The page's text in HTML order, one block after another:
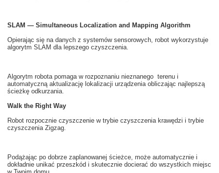
SLAM — Simultaneous Localization and Mapping Algorithm
Opierając się na danych z systemów sensorowych, robot wykorzystuje
algorytm SLAM dla lepszego czyszczenia.
Algorytm robota pomaga w rozpoznaniu nieznanego terenu i
automatycznąaktualizację lokalizacji urządzenia obliczając najlepszą
ścieżkę odkurzania.
Walk the Right Way
Robot rozpocznie czyszczenie w trybie czyszczenia krawędzi i trybie
czyszczenia Zigzag.
Podążając po dobrze zaplanowanej ścieżce, może automatycznie i
dokładnie unikać przeszkód i skutecznie docierać do wszystkich miejsc